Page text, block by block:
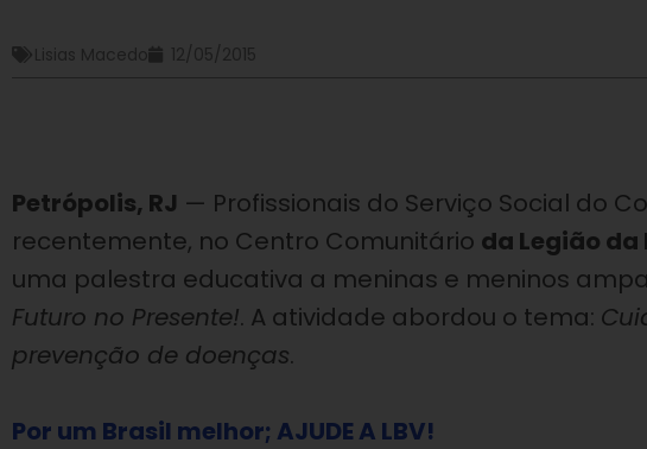
Lisias Macedo 12/05/2015
Petrópolis, RJ — Profissionais do Serviço Social do
recentemente, no Centro Comunitário da Legião da
uma palestra educativa a meninas e meninos
Futuro no Presente!. A atividade abordou o tema:
prevenção de doenças.
Por um Brasil melhor; AJUDE A LBV!